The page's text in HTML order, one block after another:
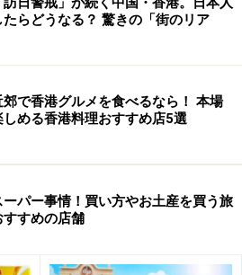
車を洗車するのはありでも、送
転手」になるからダメ。
営していて、そこの店内で働く
らダメ…といった具合です。
いけないルールがあります
力があることを証明させられま
らどうなる？ 驚きの「街のリア
で香港グルメを食べるなら！ 本場
める香港料理おすすめ店5選
パー事情！買い方やお土産を買う旅
すめの店舗